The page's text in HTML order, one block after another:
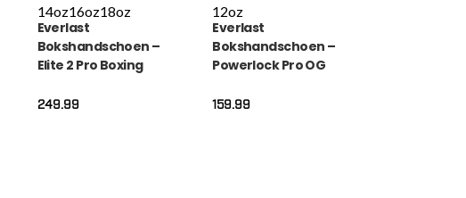
14oz16oz18oz
Everlast
Bokshandschoen –
Elite 2 Pro Boxing
249.99
12oz
Everlast
Bokshandschoen –
Powerlock Pro OG
159.99